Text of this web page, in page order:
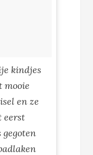
kindjes
mooie
en ze
eerst